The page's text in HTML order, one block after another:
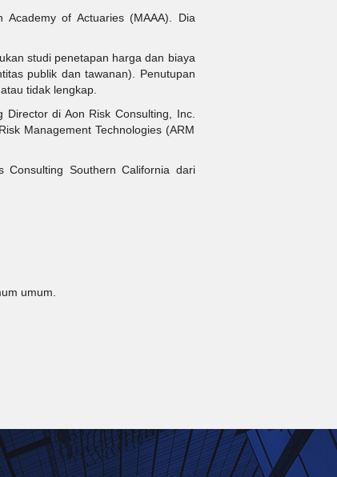
Academy of Actuaries (MAAA). Dia
studi penetapan harga dan biaya
publik dan tawanan). Penutupan
tidak lengkap.
di Aon Risk Consulting, Inc.
Management Technologies (ARM
Consulting Southern California dari
umum.